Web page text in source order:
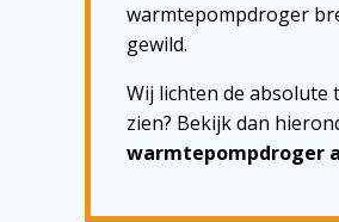
warmtepompdroger
gewild.
Wij lichten de absolute
zien? Bekijk dan
warmtepompdroger